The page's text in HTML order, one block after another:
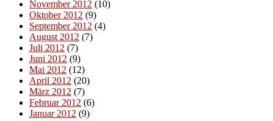
November 2012 (10)
Oktober 2012 (9)
September 2012 (4)
August 2012 (7)
Juli 2012 (7)
Juni 2012 (9)
Mai 2012 (12)
April 2012 (20)
März 2012 (7)
Februar 2012 (6)
Januar 2012 (9)